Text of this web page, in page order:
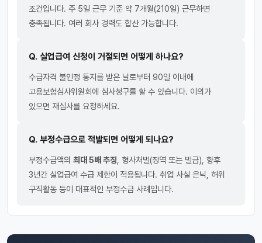
조건입니다. 주 5일 근무 기준 약 7개월(210일) 근무하면
충족됩니다. 여러 회사 경력도 합산 가능합니다.
Q. 실업급여 신청이 거절되면 어떻게 하나요?
수급자격 불인정 통지를 받은 날로부터 90일 이내에
고용보험심사위원회에 심사청구를 할 수 있습니다. 이의가
있으면 재심사를 요청하세요.
Q. 부정수급으로 적발되면 어떻게 되나요?
부정수급액의 최대 5배 추징 , 형사처벌(징역 또는 벌금), 향후
3년간 실업급여 수급 제한이 적용됩니다. 취업 사실 은닉, 허위
구직활동 등이 대표적인 부정수급 사례입니다.